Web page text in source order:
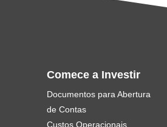
Comece a Investir
Documentos para Abertura
de Contas
Custos Operacionais